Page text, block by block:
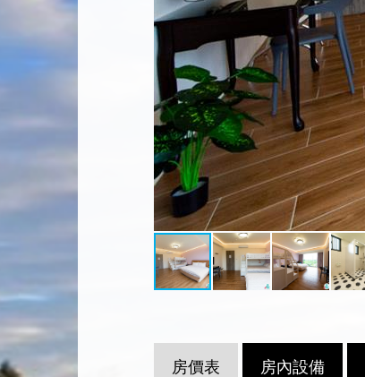
房價表 房內設備